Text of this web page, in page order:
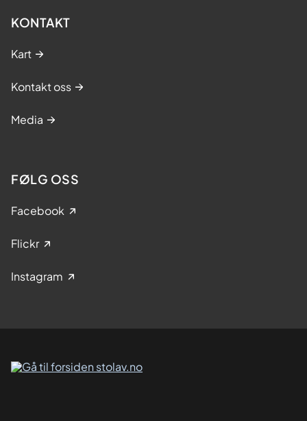
KONTAKT
Kart
Kontakt oss
Media
FØLG OSS
Facebook
Flickr
Instagram